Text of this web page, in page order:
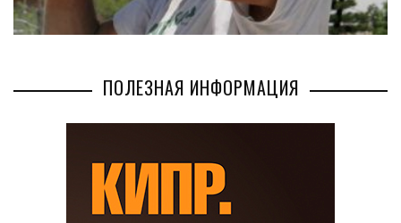
ПОЛЕЗНАЯ ИНФОРМАЦИЯ